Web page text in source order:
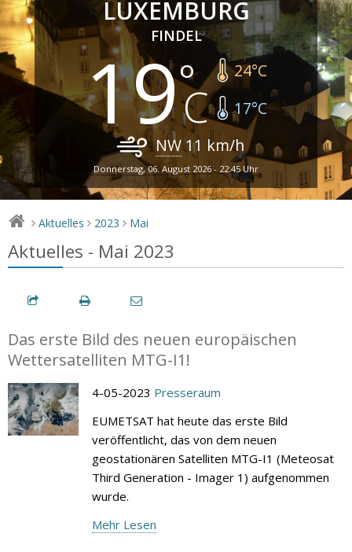
LUXEMBURG
FINDEL
19 24°C
17°C
NW11 km/h
Donnerstag, 06. August 2026 - 22:45 Uhr
> Aktuelles > 2023 > Mai
Aktuelles - Mai 2023
Das erste Bild des neuen europäischen
Wettersatelliten MTG-I1!
4-05-2023 Presseraum
EUMETSAT hat heute das erste Bild
veröffentlicht, das von dem neuen
geostationären Satelliten MTG-I1 (Meteosat
Third Generation - Imager 1) aufgenommen
wurde.
Mehr Lesen